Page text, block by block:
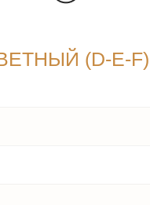
(D-E-F)